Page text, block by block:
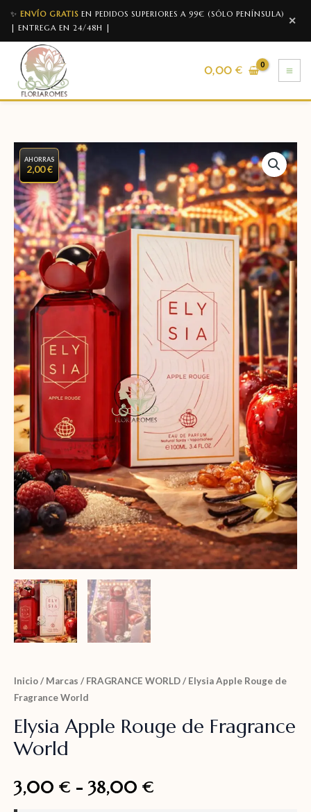
✨ ENVÍO GRATIS EN PEDIDOS SUPERIORES A 99€ (SÓLO PENÍNSULA)
| ENTREGA EN 24/48H |
✕
0,00€
AHORRAS
2,00 €
Inicio/ Marcas / FRAGRANCE WORLD/ Elysia Apple Rouge de
Fragrance World
Elysia Apple Rouge de Fragrance
World
3,00 € - 38,00 €